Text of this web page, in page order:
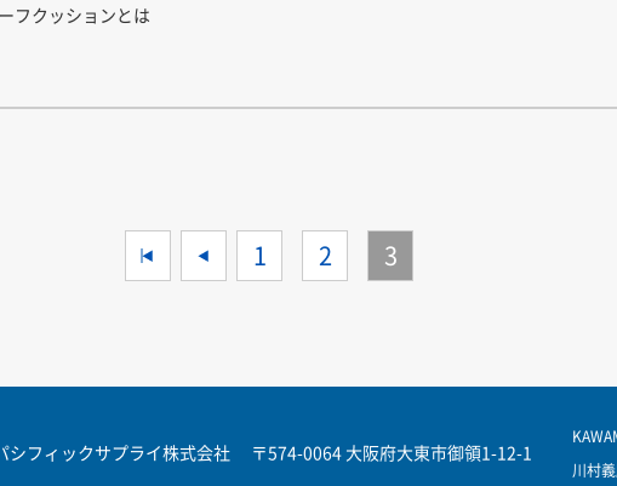
フクッションとは
1 2 3
シフィックサプライ株式会社 〒574-0064 大阪府大東市御領1-12-1
川村